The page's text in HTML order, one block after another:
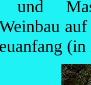
und